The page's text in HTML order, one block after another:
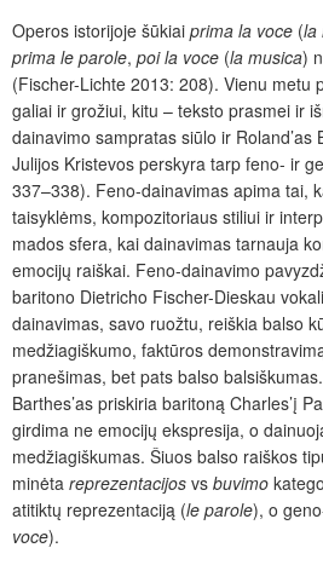
Operos istorijoje šūkiai prima la voce (la
prima le parole, poi la voce (la musica)
(Fischer-Lichte 2013: 208). Vienu metu
galiai ir grožiui, kitu – teksto prasmei ir
dainavimo sampratas siūlo ir Roland’as
Julijos Kristevos perskyra tarp feno- ir
337–338). Feno-dainavimas apima tai,
taisyklėms, kompozitoriaus stiliui ir
mados sfera, kai dainavimas tarnauja
emocijų raiškai. Feno-dainavimo
baritono Dietricho Fischer-Dieskau
dainavimas, savo ruožtu, reiškia balso
medžiagiškumo, faktūros
pranešimas, bet pats balso
Barthes’as priskiria baritoną Charles’į
girdima ne emocijų ekspresija, o
medžiagiškumas. Šiuos balso raiškos
minėta reprezentacijos vs buvimo
atitiktų reprezentaciją (le parole), o
voce).